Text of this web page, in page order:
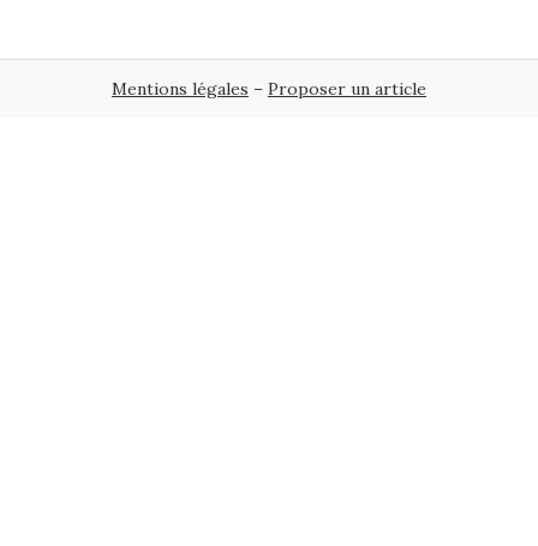
Mentions légales – Proposer un article